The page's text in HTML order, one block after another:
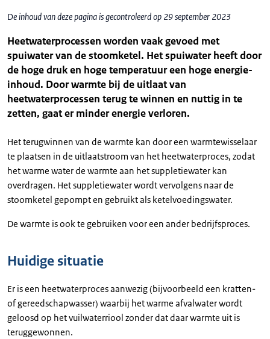
De inhoud van deze pagina is gecontroleerd op 29 september 2023
Heetwaterprocessen worden vaak gevoed met
spuiwater van de stoomketel. Het spuiwater heeft door
de hoge druk en hoge temperatuur een hoge energie-
inhoud. Door warmte bij de uitlaat van
heetwaterprocessen terug te winnen en nuttig in te
zetten, gaat er minder energie verloren.
Het terugwinnen van de warmte kan door een warmtewisselaar
te plaatsen in de uitlaatstroom van het heetwaterproces, zodat
het warme water de warmte aan het suppletiewater kan
overdragen. Het suppletiewater wordt vervolgens naar de
stoomketel gepompt en gebruikt als ketelvoedingswater.
De warmte is ook te gebruiken voor een ander bedrijfsproces.
Huidige situatie
Er is een heetwaterproces aanwezig (bijvoorbeeld een kratten-
of gereedschapwasser) waarbij het warme afvalwater wordt
geloosd op het vuilwaterriool zonder dat daar warmte uit is
teruggewonnen.